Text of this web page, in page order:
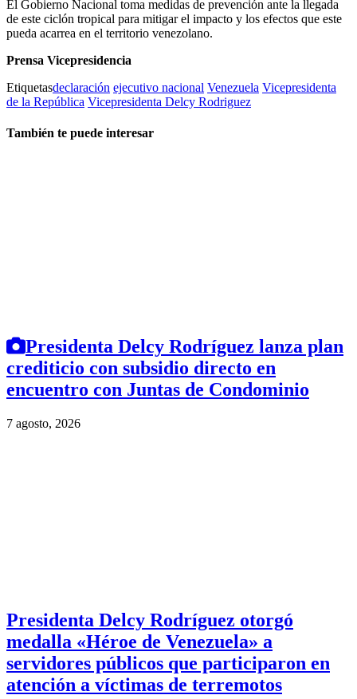
El Gobierno Nacional toma medidas de prevención ante la llegada
de este ciclón tropical para mitigar el impacto y los efectos que este
pueda acarrea en el territorio venezolano.
Prensa Vicepresidencia
Etiquetasdeclaración ejecutivo nacional Venezuela Vicepresidenta
de la República Vicepresidenta Delcy Rodriguez
También te puede interesar
Presidenta Delcy Rodríguez lanza plan
crediticio con subsidio directo en
encuentro con Juntas de Condominio
7 agosto, 2026
Presidenta Delcy Rodríguez otorgó
medalla «Héroe de Venezuela» a
servidores públicos que participaron en
atención a víctimas de terremotos